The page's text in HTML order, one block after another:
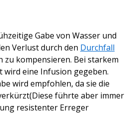
Gabe von Wasser und
Verlust durch den Durchfall
zu kompensieren. Bei starkem
wird eine Infusion gegeben.
wird empfohlen, da sie die
führte aber immer
resistenter Erreger